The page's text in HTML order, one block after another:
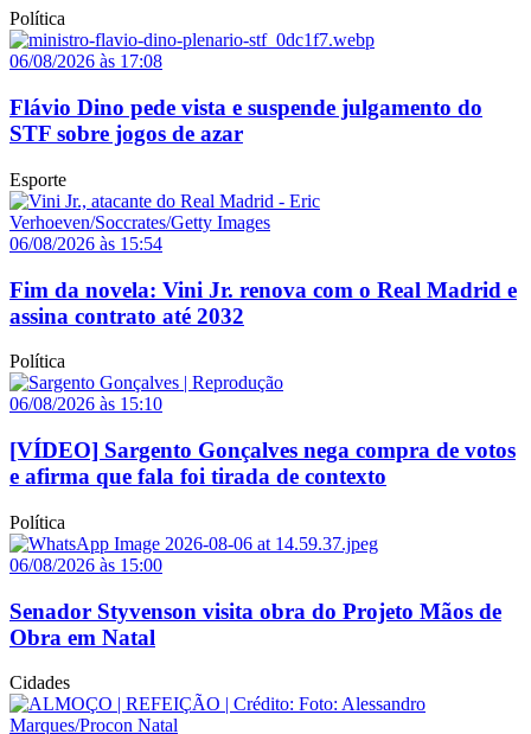
Política
06/08/2026 às 17:08
Flávio Dino pede vista e suspende julgamento do
STF sobre jogos de azar
Esporte
06/08/2026 às 15:54
Fim da novela: Vini Jr. renova com o Real Madrid e
assina contrato até 2032
Política
06/08/2026 às 15:10
[VÍDEO] Sargento Gonçalves nega compra de votos
e afirma que fala foi tirada de contexto
Política
06/08/2026 às 15:00
Senador Styvenson visita obra do Projeto Mãos de
Obra em Natal
Cidades